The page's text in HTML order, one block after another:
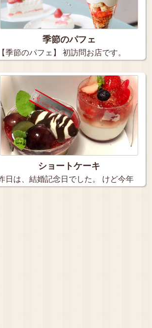
季節のパフェ
【季節のパフェ】 初訪問お店です。
ショートケーキ
日は、結婚記念日でした。 けど今年